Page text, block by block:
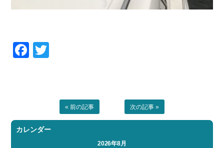
Facebook
« 前の記事 次の記事 »
カレンダー
2026年8月